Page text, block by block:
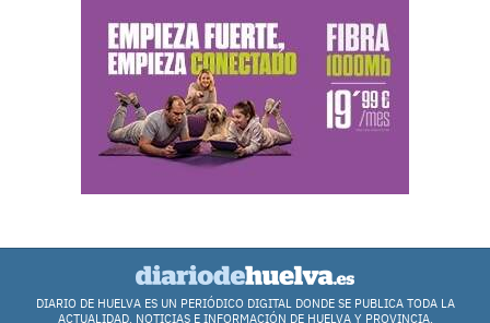
DIARIO DE HUELVA ES UN PERIÓDICO DIGITAL DONDE SE PUBLICA TODA LA
ACTUALIDAD, NOTICIAS E INFORMACIÓN DE HUELVA Y PROVINCIA.